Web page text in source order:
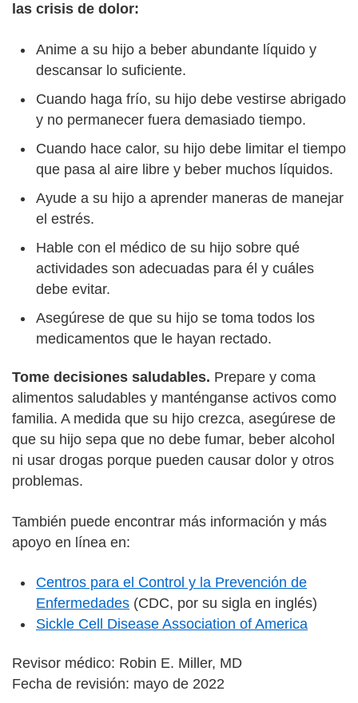
las crisis de dolor:
Anime a su hijo a beber abundante líquido y
descansar lo suficiente.
Cuando haga frío, su hijo debe vestirse abrigado
y no permanecer fuera demasiado tiempo.
Cuando hace calor, su hijo debe limitar el tiempo
que pasa al aire libre y beber muchos líquidos.
Ayude a su hijo a aprender maneras de manejar
el estrés.
Hable con el médico de su hijo sobre qué
actividades son adecuadas para él y cuáles
debe evitar.
Asegúrese de que su hijo se toma todos los
medicamentos que le hayan rectado.
Tome decisiones saludables. Prepare y coma
alimentos saludables y manténganse activos como
familia. A medida que su hijo crezca, asegúrese de
que su hijo sepa que no debe fumar, beber alcohol
ni usar drogas porque pueden causar dolor y otros
problemas.
También puede encontrar más información y más
apoyo en línea en:
Centros para el Control y la Prevención de
Enfermedades (CDC, por su sigla en inglés)
Sickle Cell Disease Association of America
Revisor médico: Robin E. Miller, MD
Fecha de revisión: mayo de 2022